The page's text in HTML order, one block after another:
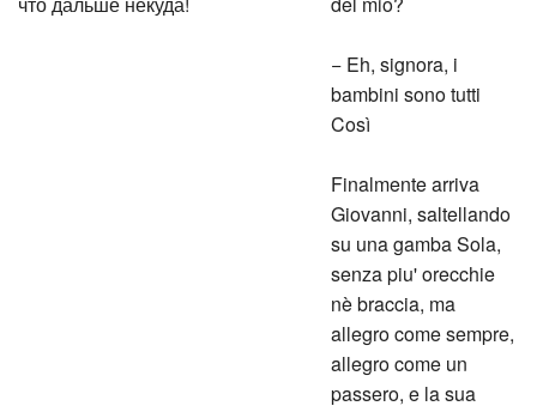
− Eh, signora, i
bambini sono tutti
Così
Finalmente arriva
Giovanni, saltellando
su una gamba Sola,
senza piu' orecchie
nè braccia, ma
allegro come sempre,
allegro come un
passero, e la sua